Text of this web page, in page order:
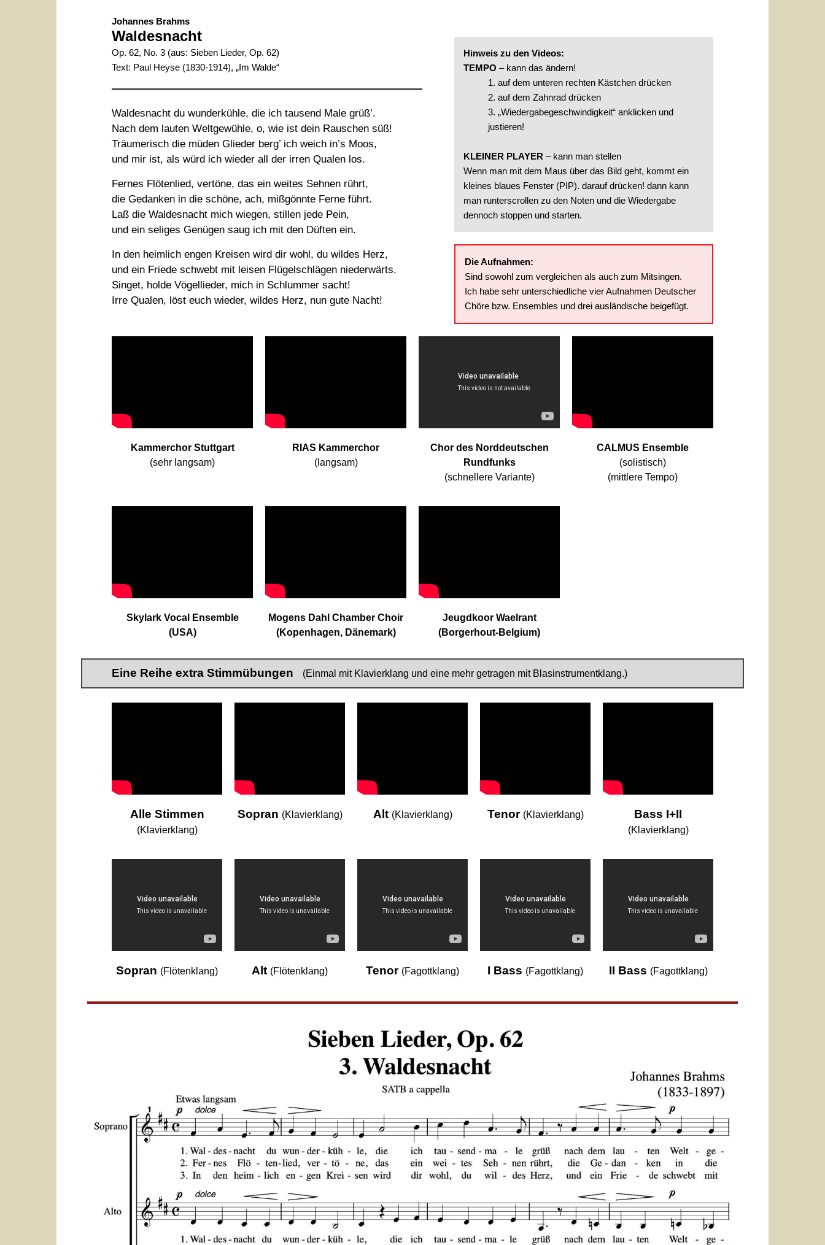
Johannes Brahms
Waldesnacht
Op. 62, No. 3 (aus: Sieben Lieder, Op. 62)
Text: Paul Heyse (1830-1914), „Im Walde“
Waldesnacht du wunderkühle, die ich tausend Male grüß’.
Nach dem lauten Weltgewühle, o, wie ist dein Rauschen süß!
Träumerisch die müden Glieder berg’ ich weich in’s Moos,
und mir ist, als würd ich wieder all der irren Qualen los.
Fernes Flötenlied, vertöne, das ein weites Sehnen rührt,
die Gedanken in die schöne, ach, mißgönnte Ferne führt.
Laß die Waldesnacht mich wiegen, stillen jede Pein,
und ein seliges Genügen saug ich mit den Düften ein.
In den heimlich engen Kreisen wird dir wohl, du wildes Herz,
und ein Friede schwebt mit leisen Flügelschlägen niederwärts.
Singet, holde Vögellieder, mich in Schlummer sacht!
Irre Qualen, löst euch wieder, wildes Herz, nun gute Nacht!
Hinweis zu den Videos:
TEMPO – kann das ändern!
1. auf dem unteren rechten Kästchen drücken
2. auf dem Zahnrad drücken
3. „Wiedergabegeschwindigkeit“ anklicken und
justieren!
KLEINER PLAYER – kann man stellen
Wenn man mit dem Maus über das Bild geht, kommt ein
kleines blaues Fenster (PIP). darauf drücken! dann kann
man runterscrollen zu den Noten und die Wiedergabe
dennoch stoppen und starten.
Die Aufnahmen:
Sind sowohl zum vergleichen als auch zum Mitsingen.
Ich habe sehr unterschiedliche vier Aufnahmen Deutscher
Chöre bzw. Ensembles und drei ausländische beigefügt.
Kammerchor Stuttgart
(sehr langsam)
RIAS Kammerchor
(langsam)
Chor des Norddeutschen
Rundfunks
(schnellere Variante)
CALMUS Ensemble
(solistisch)
(mittlere Tempo)
Skylark Vocal Ensemble
(USA)
Mogens Dahl Chamber Choir
(Kopenhagen, Dänemark)
Jeugdkoor Waelrant
(Borgerhout-Belgium)
Eine Reihe extra Stimmübungen (Einmal mit Klavierklang und eine mehr getragen mit Blasinstrumentklang.)
Alle Stimmen
(Klavierklang)
Sopran (Klavierklang) Alt (Klavierklang) Tenor (Klavierklang) Bass I+II
(Klavierklang)
Sopran (Flötenklang) Alt (Flötenklang) Tenor (Fagottklang) I Bass (Fagottklang) II Bass (Fagottklang)